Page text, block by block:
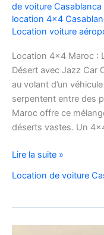
de voiture Casablanca
location 4x4
Location voiture
Location 4×4 Maroc :
Désert avec Jazz Car
au volant d’un
serpentent entre des
Maroc offre ce
déserts vastes. Un
location
voiture
au
Maroc
Lire la suite »
Location de voiture